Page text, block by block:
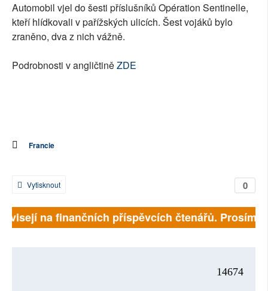
Automobil vjel do šesti příslušníků Opération Sentinelle,
kteří hlídkovali v pařížských ulicích. Šest vojáků bylo
zraněno, dva z nich vážně.
Podrobnosti v angličtiněZDE
Francie
0
Vytisknout
na finančních příspěvcích čtenářů. Prosíme,
14674